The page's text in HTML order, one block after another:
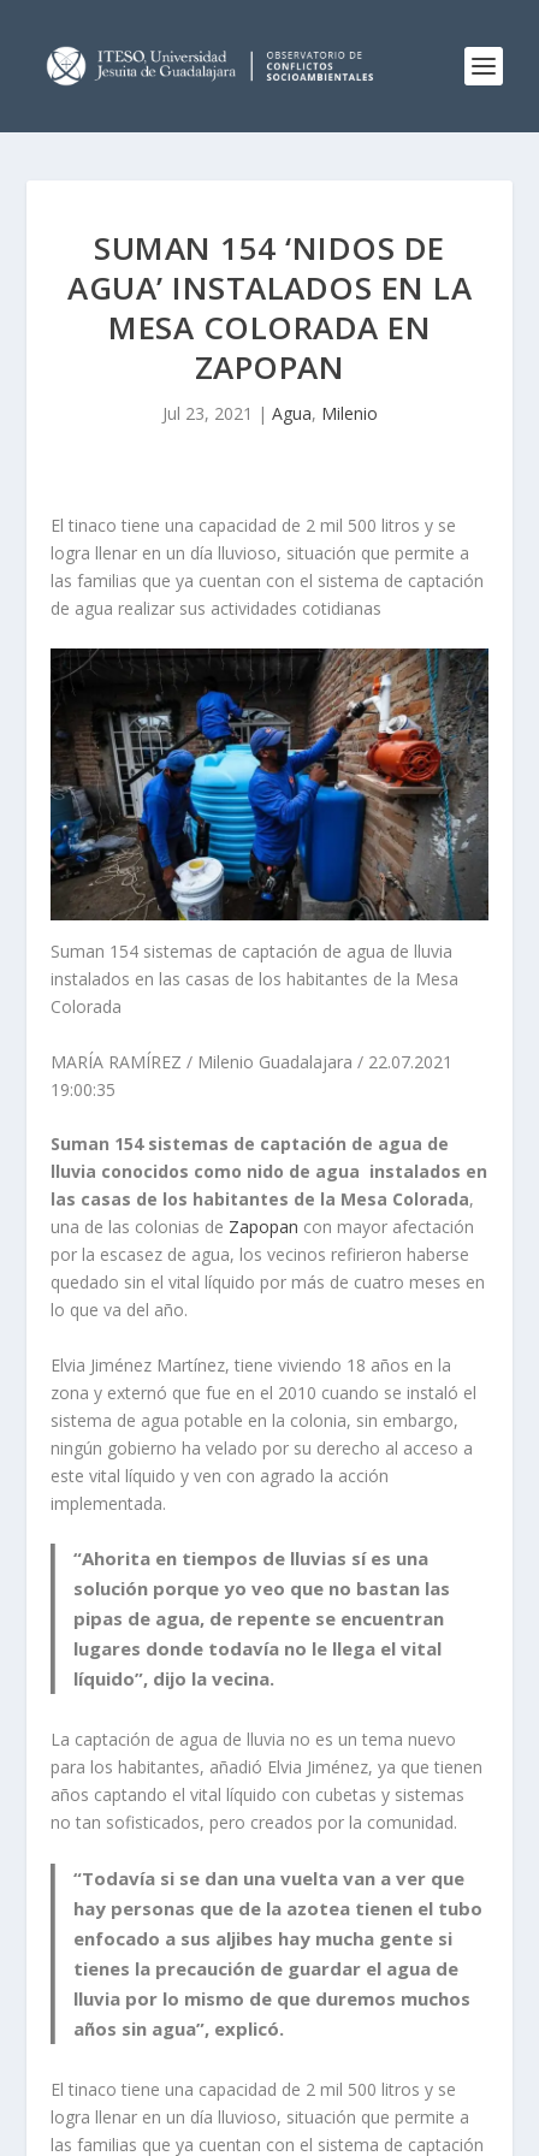
SUMAN 154 ‘NIDOS DE
AGUA’ INSTALADOS EN LA
MESA COLORADA EN
ZAPOPAN
Jul 23, 2021 | Agua, Milenio
El tinaco tiene una capacidad de 2 mil 500 litros y se
logra llenar en un día lluvioso, situación que permite a
las familias que ya cuentan con el sistema de captación
de agua realizar sus actividades cotidianas
Suman 154 sistemas de captación de agua de lluvia
instalados en las casas de los habitantes de la Mesa
Colorada
MARÍA RAMÍREZ / Milenio Guadalajara / 22.07.2021
19:00:35
Suman 154 sistemas de captación de agua de
lluvia conocidos como nido de agua instalados en
las casas de los habitantes de la Mesa Colorada,
una de las colonias de Zapopan con mayor afectación
por la escasez de agua, los vecinos refirieron haberse
quedado sin el vital líquido por más de cuatro meses en
lo que va del año.
Elvia Jiménez Martínez, tiene viviendo 18 años en la
zona y externó que fue en el 2010 cuando se instaló el
sistema de agua potable en la colonia, sin embargo,
ningún gobierno ha velado por su derecho al acceso a
este vital líquido y ven con agrado la acción
implementada.
“Ahorita en tiempos de lluvias sí es una
solución porque yo veo que no bastan las
pipas de agua, de repente se encuentran
lugares donde todavía no le llega el vital
líquido”, dijo la vecina.
La captación de agua de lluvia no es un tema nuevo
para los habitantes, añadió Elvia Jiménez, ya que tienen
años captando el vital líquido con cubetas y sistemas
no tan sofisticados, pero creados por la comunidad.
“Todavía si se dan una vuelta van a ver que
hay personas que de la azotea tienen el tubo
enfocado a sus aljibes hay mucha gente si
tienes la precaución de guardar el agua de
lluvia por lo mismo de que duremos muchos
años sin agua”, explicó.
El tinaco tiene una capacidad de 2 mil 500 litros y se
logra llenar en un día lluvioso, situación que permite a
las familias que ya cuentan con el sistema de captación